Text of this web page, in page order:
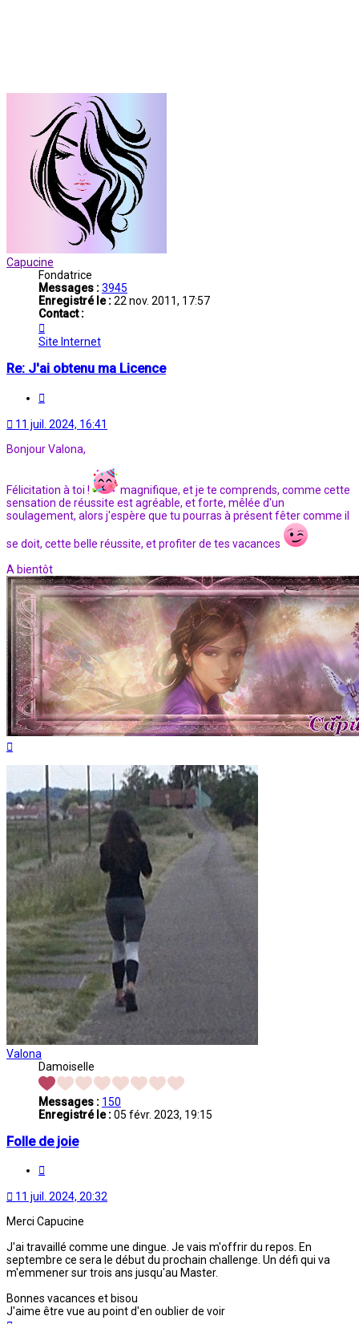
Capucine
Fondatrice
Messages :3945
Enregistré le :22 nov. 2011, 17:57
Contact :
Capucine
Site Internet
Re: J'ai obtenu ma Licence
11 juil. 2024, 16:41
Bonjour Valona,
Félicitation à toi !
magnifique, et je te comprends, comme cette
sensation de réussite est agréable, et forte, mêlée d'un
soulagement, alors j'espère que tu pourras à présent fêter comme il
se doit, cette belle réussite, et profiter de tes vacances
A bientôt
Valona
Damoiselle
Messages : 150
Enregistré le :05 févr. 2023, 19:15
Folle de joie
11 juil. 2024, 20:32
Merci Capucine
J'ai travaillé comme une dingue. Je vais m'offrir du repos. En
septembre ce sera le début du prochain challenge. Un défi qui va
m'emmener sur trois ans jusqu'au Master.
Bonnes vacances et bisou
J'aime être vue au point d'en oublier de voir